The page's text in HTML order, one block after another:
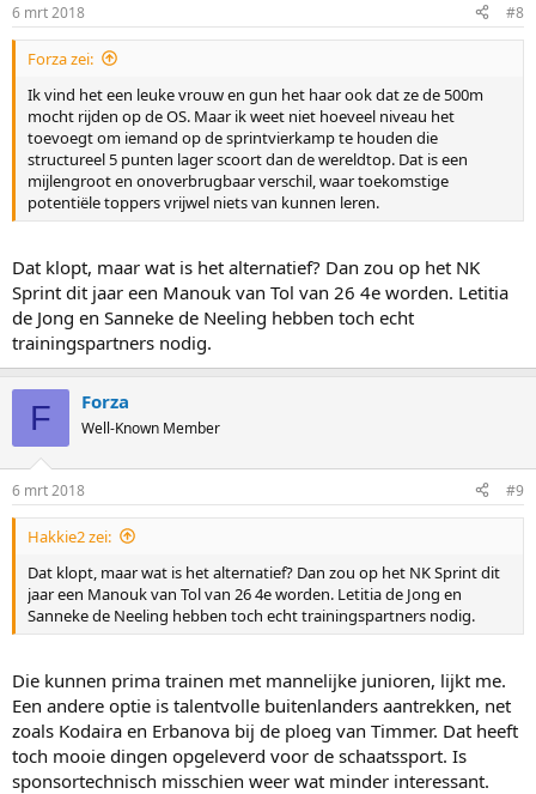
6 mrt 2018 #8
Forza zei:
Ik vind het een leuke vrouw en gun het haar ook dat ze de 500m
mocht rijden op de OS. Maar ik weet niet hoeveel niveau het
toevoegt om iemand op de sprintvierkamp te houden die
structureel 5 punten lager scoort dan de wereldtop. Dat is een
mijlengroot en onoverbrugbaar verschil, waar toekomstige
potentiële toppers vrijwel niets van kunnen leren.
Dat klopt, maar wat is het alternatief? Dan zou op het NK
Sprint dit jaar een Manouk van Tol van 26 4e worden. Letitia
de Jong en Sanneke de Neeling hebben toch echt
trainingspartners nodig.
F Forza
Well-Known Member
6 mrt 2018 #9
Hakkie2 zei:
Dat klopt, maar wat is het alternatief? Dan zou op het NK Sprint dit
jaar een Manouk van Tol van 26 4e worden. Letitia de Jong en
Sanneke de Neeling hebben toch echt trainingspartners nodig.
Die kunnen prima trainen met mannelijke junioren, lijkt me.
Een andere optie is talentvolle buitenlanders aantrekken, net
zoals Kodaira en Erbanova bij de ploeg van Timmer. Dat heeft
toch mooie dingen opgeleverd voor de schaatssport. Is
sponsortechnisch misschien weer wat minder interessant.